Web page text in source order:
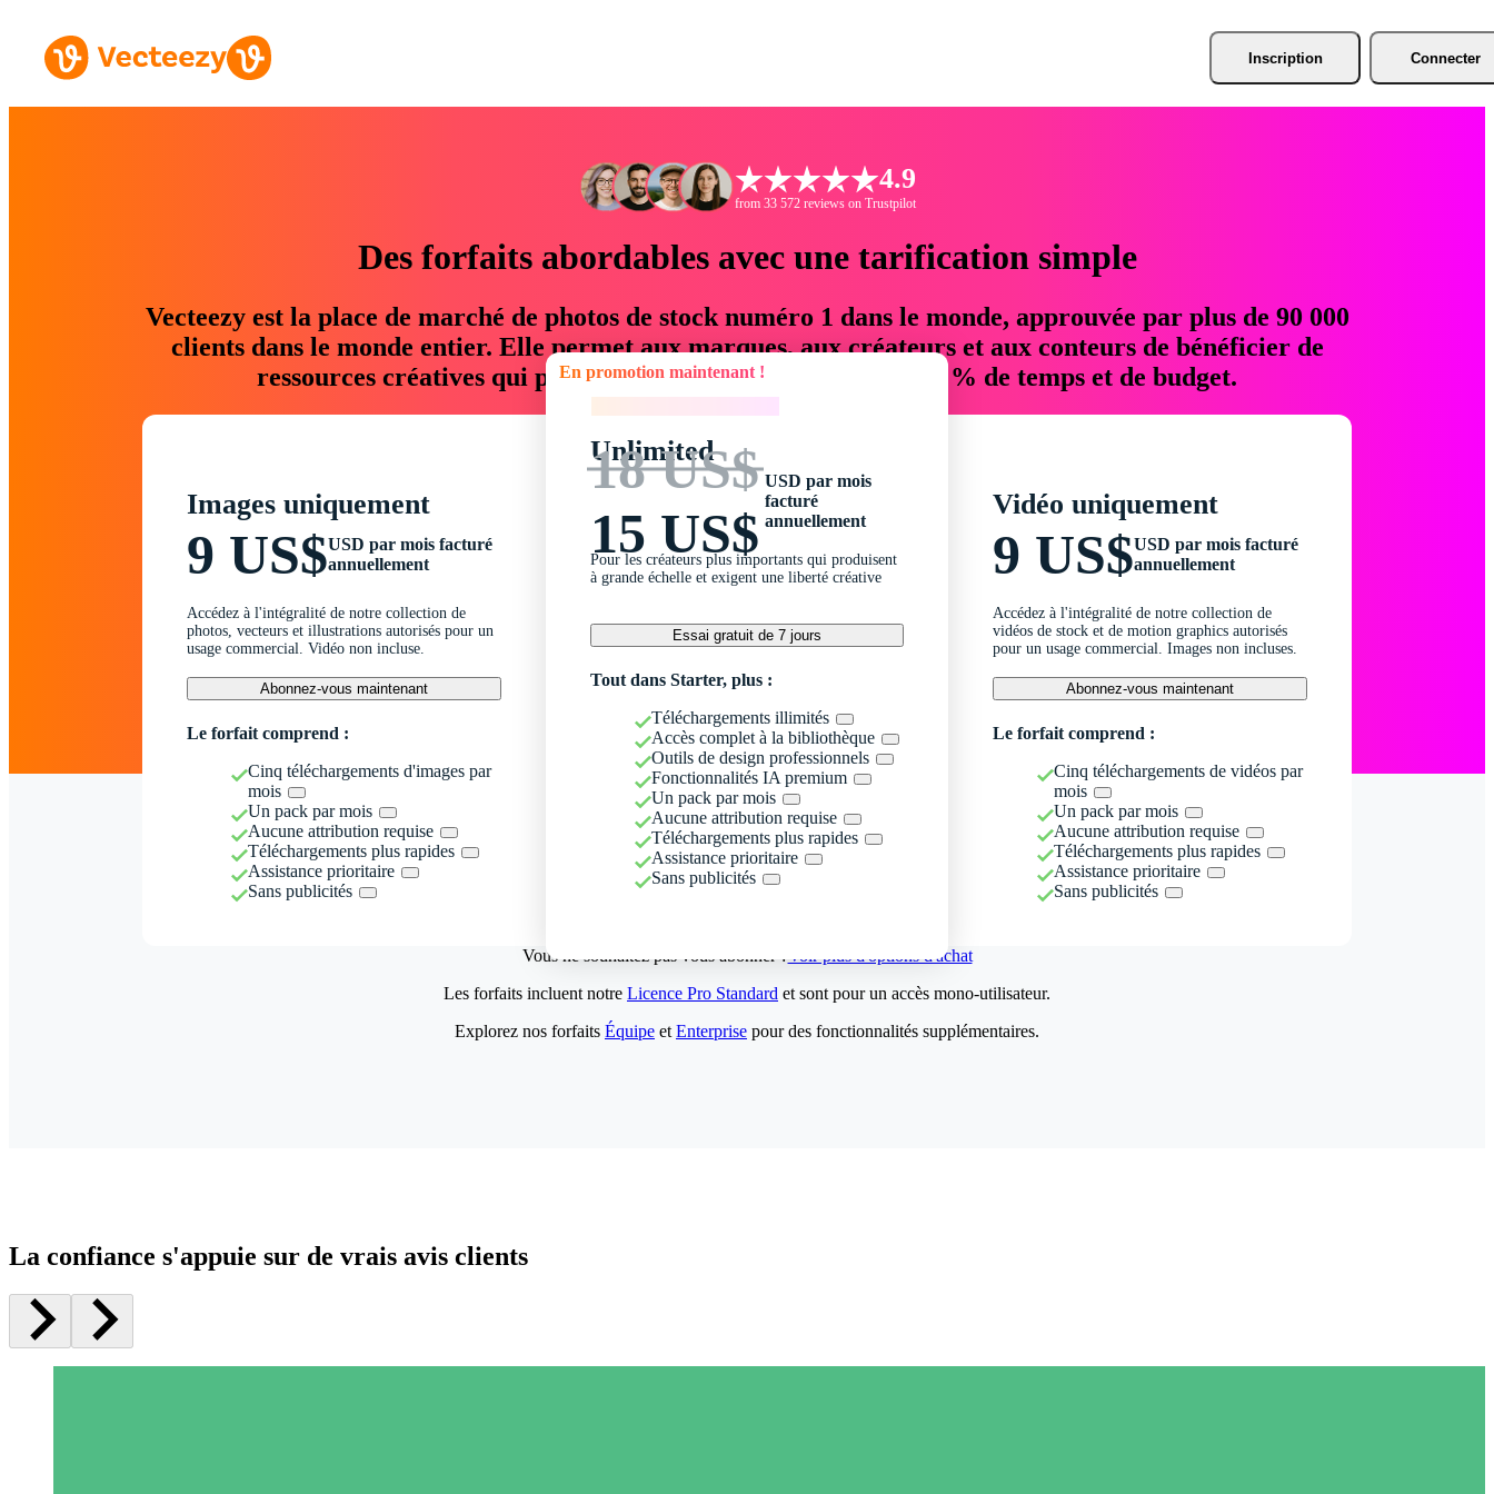
Inscription Connecter
4.9
from 33 572 reviews on Trustpilot
Des forfaits abordables avec une tarification simple
Vecteezy est la place de marché de photos de stock numéro 1 dans le monde, approuvée par plus de 90 000
clients dans le monde entier. Elle permet aux marques, aux créateurs et aux conteurs de bénéficier de
ressources créatives qui permettent d'économiser jusqu'à 76 % de temps et de budget.
Images uniquement
9 US$USD par mois facturé
annuellement
Accédez à l'intégralité de notre collection de
photos, vecteurs et illustrations autorisés pour un
usage commercial. Vidéo non incluse.
Abonnez-vous maintenant
Le forfait comprend :
Cinq téléchargements d'images par
mois
Un pack par mois
Aucune attribution requise
Téléchargements plus rapides
Assistance prioritaire
Sans publicités
En promotion maintenant !
Unlimited
18 US$
15 US$
USD par mois
facturé
annuellement
Pour les créateurs plus importants qui produisent
à grande échelle et exigent une liberté créative
Essai gratuit de 7 jours
Tout dans Starter, plus :
Téléchargements illimités
Accès complet à la bibliothèque
Outils de design professionnels
Fonctionnalités IA premium
Un pack par mois
Aucune attribution requise
Téléchargements plus rapides
Assistance prioritaire
Sans publicités
Vidéo uniquement
9 US$USD par mois facturé
annuellement
Accédez à l'intégralité de notre collection de
vidéos de stock et de motion graphics autorisés
pour un usage commercial. Images non incluses.
Abonnez-vous maintenant
Le forfait comprend :
Cinq téléchargements de vidéos par
mois
Un pack par mois
Aucune attribution requise
Téléchargements plus rapides
Assistance prioritaire
Sans publicités
Vous ne souhaitez pas vous abonner ?Voir plus d'options d'achat
Les forfaits incluent notre Licence Pro Standard et sont pour un accès mono-utilisateur.
Explorez nos forfaits Équipe et Enterprise pour des fonctionnalités supplémentaires.
La confiance s'appuie sur de vrais avis clients